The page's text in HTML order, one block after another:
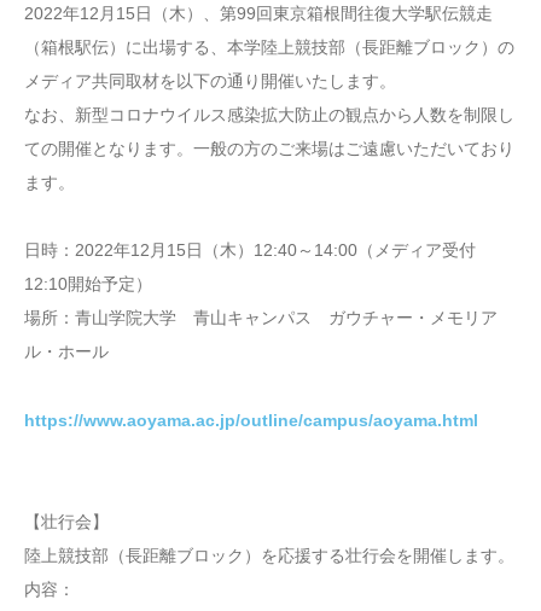
2022年12月15日（木）、第99回東京箱根間往復大学駅伝競走
（箱根駅伝）に出場する、本学陸上競技部（長距離ブロック）の
メディア共同取材を以下の通り開催いたします。
なお、新型コロナウイルス感染拡大防止の観点から人数を制限し
ての開催となります。一般の方のご来場はご遠慮いただいており
ます。
日時：2022年12月15日（木）12:40～14:00（メディア受付
12:10開始予定）
場所：青山学院大学 青山キャンパス ガウチャー・メモリア
ル・ホール
https://www.aoyama.ac.jp/outline/campus/aoyama.html
【壮行会】
陸上競技部（長距離ブロック）を応援する壮行会を開催します。
内容：